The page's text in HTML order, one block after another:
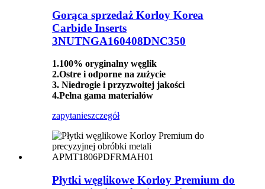
Gorąca sprzedaż Korloy Korea
Carbide Inserts
3NUTNGA160408DNC350
1.100% oryginalny węglik
2.Ostre i odporne na zużycie
3. Niedrogie i przyzwoitej jakości
4.Pełna gama materiałów
zapytanieszczegół
Płytki węglikowe Korloy Premium do